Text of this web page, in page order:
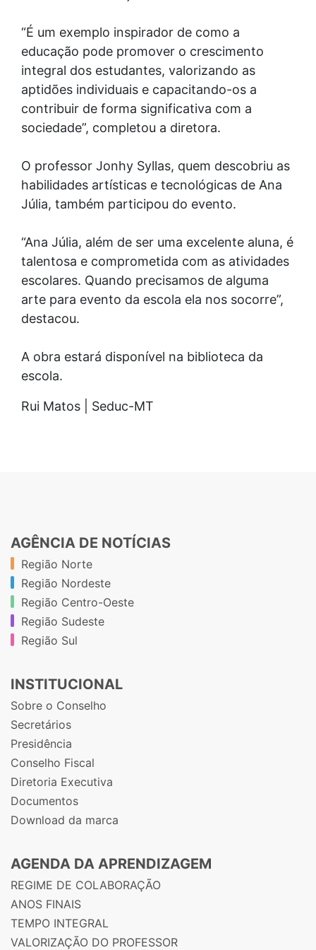
“É um exemplo inspirador de como a
educação pode promover o crescimento
integral dos estudantes, valorizando as
aptidões individuais e capacitando-os a
contribuir de forma significativa com a
sociedade”, completou a diretora.
O professor Jonhy Syllas, quem descobriu as
habilidades artísticas e tecnológicas de Ana
Júlia, também participou do evento.
“Ana Júlia, além de ser uma excelente aluna, é
talentosa e comprometida com as atividades
escolares. Quando precisamos de alguma
arte para evento da escola ela nos socorre”,
destacou.
A obra estará disponível na biblioteca da
escola.
Rui Matos | Seduc-MT
AGÊNCIA DE NOTÍCIAS
Região Norte
Região Nordeste
Região Centro-Oeste
Região Sudeste
Região Sul
INSTITUCIONAL
Sobre o Conselho
Secretários
Presidência
Conselho Fiscal
Diretoria Executiva
Documentos
Download da marca
AGENDA DA APRENDIZAGEM
REGIME DE COLABORAÇÃO
ANOS FINAIS
TEMPO INTEGRAL
VALORIZAÇÃO DO PROFESSOR